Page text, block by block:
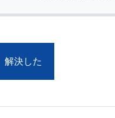
解決した